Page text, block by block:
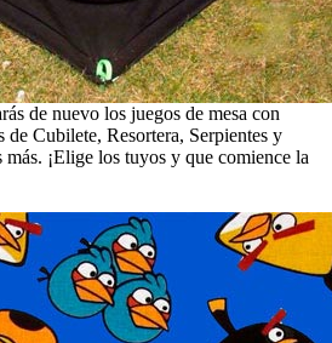
de nuevo los juegos de mesa con
de Cubilete, Resortera, Serpientes y
más. ¡Elige los tuyos y que comience la